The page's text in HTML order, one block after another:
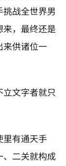
战全世界男
来，最终还是
来供诸位一
文字者就只
里有通天手
、二关就构成